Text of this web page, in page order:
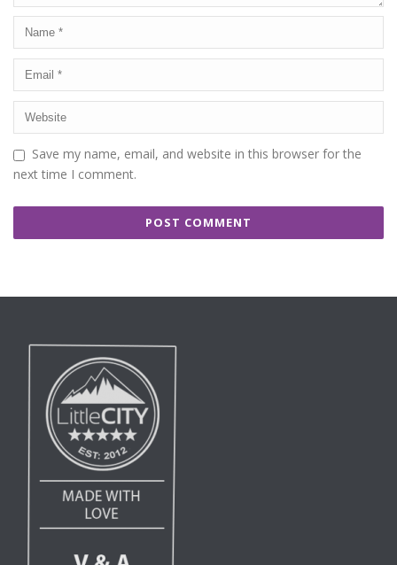
Save my name, email, and website in this browser for the
next time I comment.